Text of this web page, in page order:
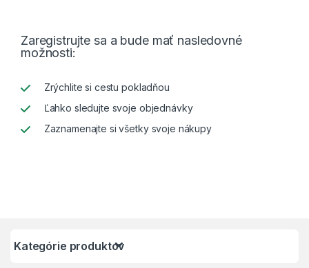
Zaregistrujte sa a bude mať nasledovné
možnosti:
Zrýchlite si cestu pokladňou
Ľahko sledujte svoje objednávky
Zaznamenajte si všetky svoje nákupy
Kategórie produktov